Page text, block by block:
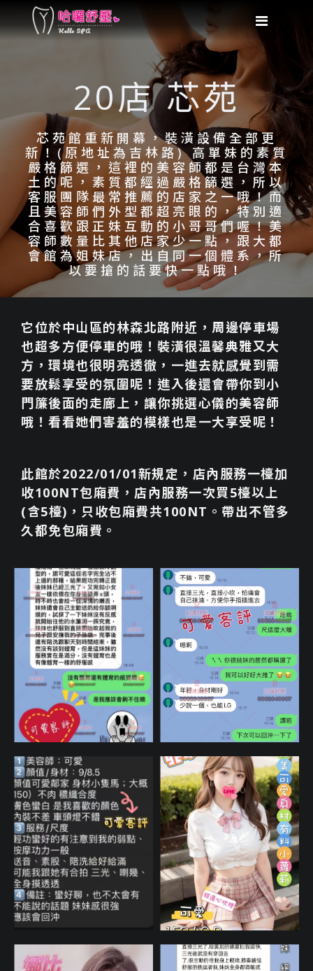
20店 芯苑
芯苑館重新開幕，裝潢設備全部更
新！(原地址為吉林路) 高單妹的素質
嚴格篩選，這裡的美容師都是台灣本
土的呢，素質都經過嚴格篩選，所以
客服團隊最常推薦的店家之一哦！而
且美容師們外型都超亮眼的，特別適
合喜歡跟正妹互動的小哥哥們喔！美
容師數量比其他店家少一點，跟大都
會館為姐妹店，出自同一個體系，所
以要搶的話要快一點哦！
它位於中山區的林森北路附近，周邊停車場
也超多方便停車的哦！裝潢很溫馨典雅又大
方，環境也很明亮透徹，一進去就感覺到需
要放鬆享受的氛圍呢！進入後還會帶你到小
門簾後面的走廊上，讓你挑選心儀的美容師
哦！看看她們害羞的模樣也是一大享受呢！
此館於2022/01/01新規定，店內服務一檯加
收100NT包廂費，店內服務一次買5檯以上
(含5檯)，只收包廂費共100NT。帶出不管多
久都免包廂費。